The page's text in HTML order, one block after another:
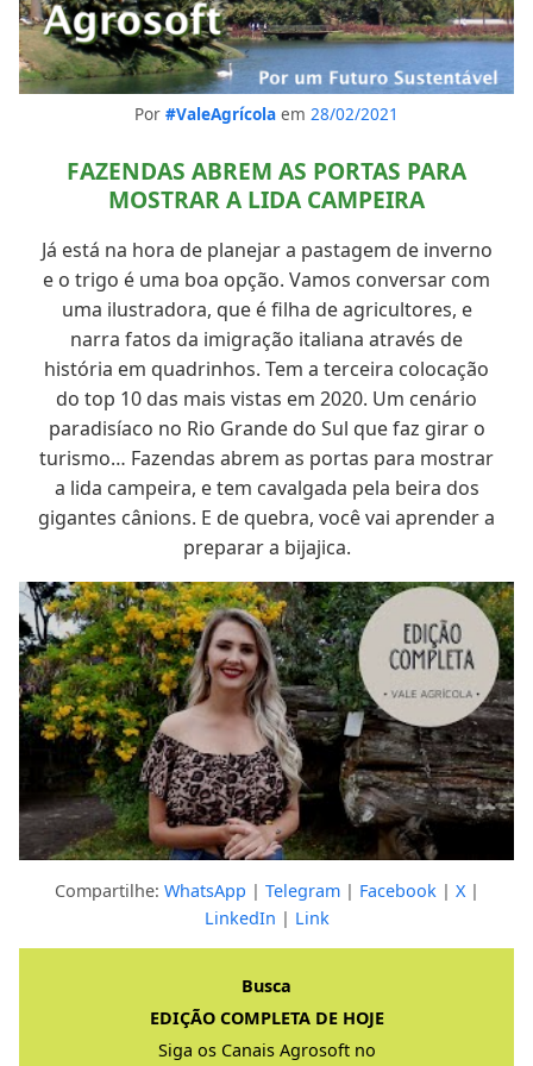
Por #ValeAgrícola em 28/02/2021
FAZENDAS ABREM AS PORTAS PARA
MOSTRAR A LIDA CAMPEIRA
Já está na hora de planejar a pastagem de inverno
e o trigo é uma boa opção. Vamos conversar com
uma ilustradora, que é filha de agricultores, e
narra fatos da imigração italiana através de
história em quadrinhos. Tem a terceira colocação
do top 10 das mais vistas em 2020. Um cenário
paradisíaco no Rio Grande do Sul que faz girar o
turismo… Fazendas abrem as portas para mostrar
a lida campeira, e tem cavalgada pela beira dos
gigantes cânions. E de quebra, você vai aprender a
preparar a bijajica.
Clique para ver a resposta completa
Compartilhe: WhatsApp | Telegram| Facebook | X|
LinkedIn | Link
Busca
EDIÇÃO COMPLETA DE HOJE
Siga os Canais Agrosoft no